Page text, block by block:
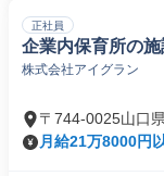
正社員
企業内保育所の
株式会社アイグラン
〒744-0025山口
月給21万8000円